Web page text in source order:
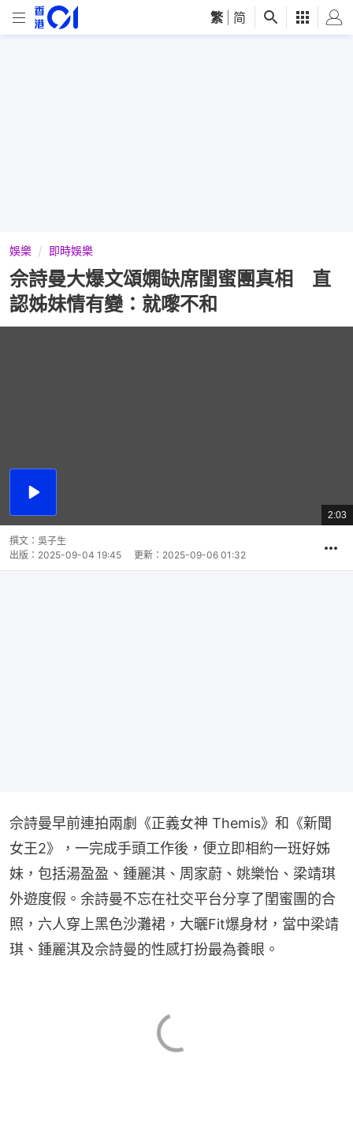
繁 简
娛樂 即時娛樂
佘詩曼大爆文頌嫻缺席閨蜜團真相 直
認姊妹情有變：就嚟不和
播
總
共
2:03
撰文： 吳子生
出版： 2025-09-04 19:45 更新： 2025-09-06 01:32
佘詩曼早前連拍兩劇《正義女神 Themis》和《新聞
女王2》，一完成手頭工作後，便立即相約一班好姊
妹，包括湯盈盈、鍾麗淇、周家蔚、姚樂怡、梁靖琪
外遊度假。余詩曼不忘在社交平台分享了閨蜜團的合
照，六人穿上黑色沙灘裙，大曬Fit爆身材，當中梁靖
琪、鍾麗淇及佘詩曼的性感打扮最為養眼。